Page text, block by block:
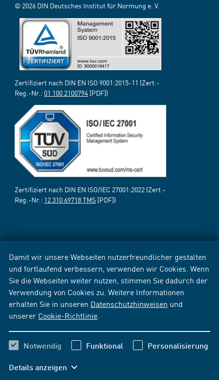
Damit wir unsere Webseiten nutzerfreundlicher gestalten
und fortlaufend verbessern, verwenden wir Cookies. Wenn
Sie die Webseiten weiter nutzen, stimmen Sie dadurch der
Verwendung von Cookies zu. Weitere Informationen
erhalten Sie in unseren Datenschutzhinweisen und
unserer Cookie-Richtlinie
Notwendig Funktional Personalisierung
Details anzeigen
© 2026 DIN Deutsches Institut für Normung e. V.
Zertifiziert nach DIN EN ISO 9001:2015-11 (Zert.-
Reg.-Nr.: 01 100 2100794 [PDF])
Zertifiziert nach DIN EN ISO/IEC 27001:2022 (Zert.-
Reg.-Nr.: 12 310 69718 TMS [PDF])